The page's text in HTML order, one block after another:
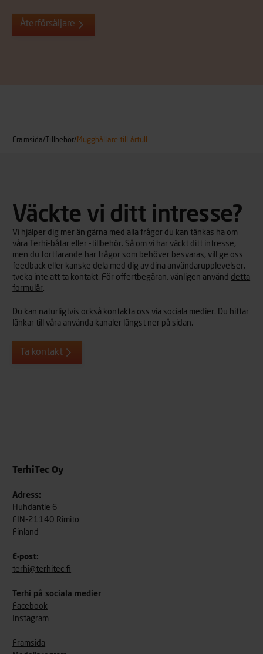
Återförsäljare
Framsida/ Tillbehör/ Mugghållare till årtull
Väckte vi ditt intresse?
Vi hjälper dig mer än gärna med alla frågor du kan tänkas ha om
våra Terhi-båtar eller -tillbehör. Så om vi har väckt ditt intresse,
men du fortfarande har frågor som behöver besvaras, vill ge oss
feedback eller kanske dela med dig av dina användarupplevelser,
tveka inte att ta kontakt. För offertbegäran, vänligen använd detta
formulär.
Du kan naturligtvis också kontakta oss via sociala medier. Du hittar
länkar till våra använda kanaler längst ner på sidan.
Ta kontakt
TerhiTec Oy
Adress:
Huhdantie 6
FIN-21140 Rimito
Finland
E-post:
terhi@terhitec.fi
Terhi på sociala medier
Facebook
Instagram
Framsida